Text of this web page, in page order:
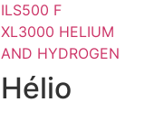
ILS500 F
XL3000 HELIUM
AND HYDROGEN
Hélio